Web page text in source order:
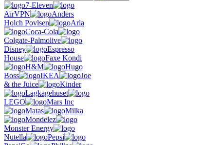
7-Eleven
AirVPN
Anders
Holch Povlsen
Arla
Coca-Cola
Colgate-Palmolive
Disney
Espresso
House
Faxe Kondi
H&M
Hugo
Boss
IKEA
Joe
& the Juice
Kinder
Lagkagehuset
LEGO
Mars Inc
Matas
Milka
Mondelez
Monster Energy
Nutella
Pepsi